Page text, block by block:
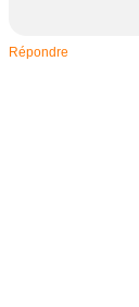
Répondre